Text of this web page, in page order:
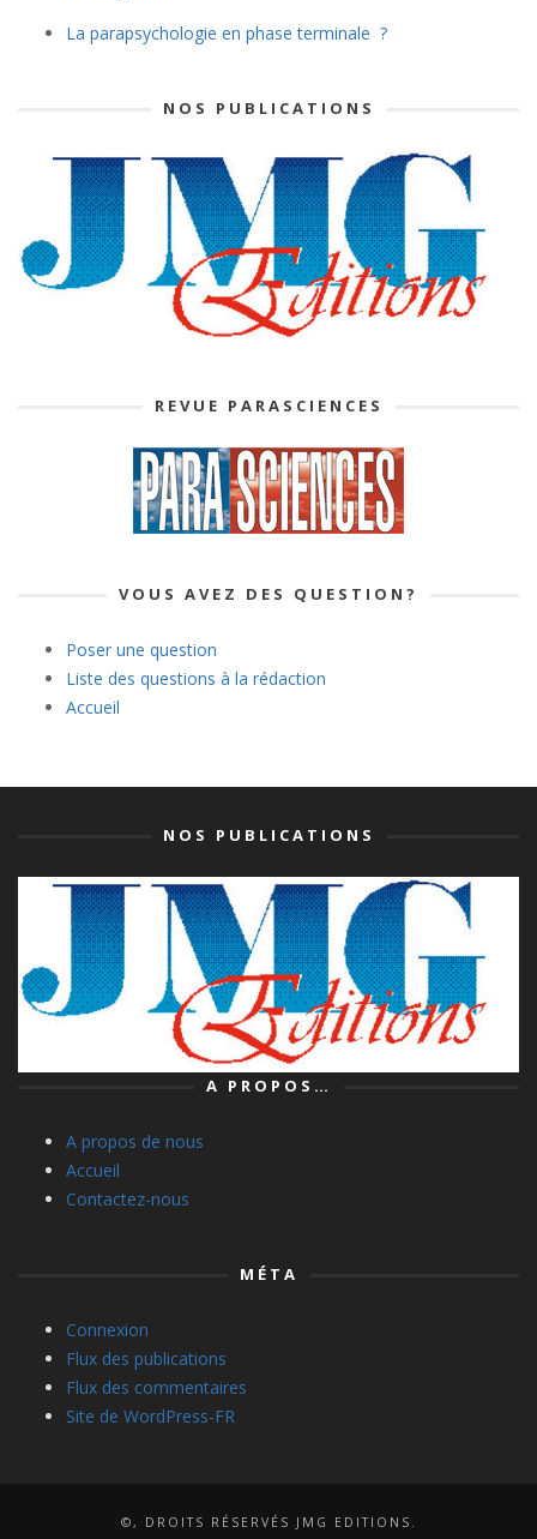
La parapsychologie en phase terminale ?
NOS PUBLICATIONS
REVUE PARASCIENCES
VOUS AVEZ DES QUESTION?
Poser une question
Liste des questions à la rédaction
Accueil
NOS PUBLICATIONS
A PROPOS…
A propos de nous
Accueil
Contactez-nous
MÉTA
Connexion
Flux des publications
Flux des commentaires
Site de WordPress-FR
©, DROITS RÉSERVÉS JMG EDITIONS.